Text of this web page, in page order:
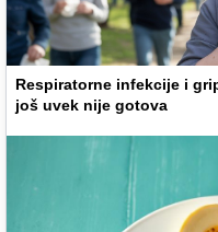
Respiratorne infekcije i
još uvek nije gotova